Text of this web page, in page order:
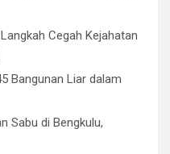
Cegah Kejahatan
Bangunan Liar dalam
Sabu di Bengkulu,